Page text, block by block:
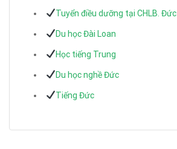
Tuyển điều dưỡng tại CHLB. Đức
Du học Đài Loan
Học tiếng Trung
Du học nghề Đức
Tiếng Đức